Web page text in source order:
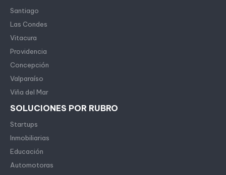
Santiago
Las Condes
Vitacura
Providencia
Concepción
Valparaíso
Viña del Mar
SOLUCIONES POR RUBRO
Startups
Inmobiliarias
Educación
Automotoras